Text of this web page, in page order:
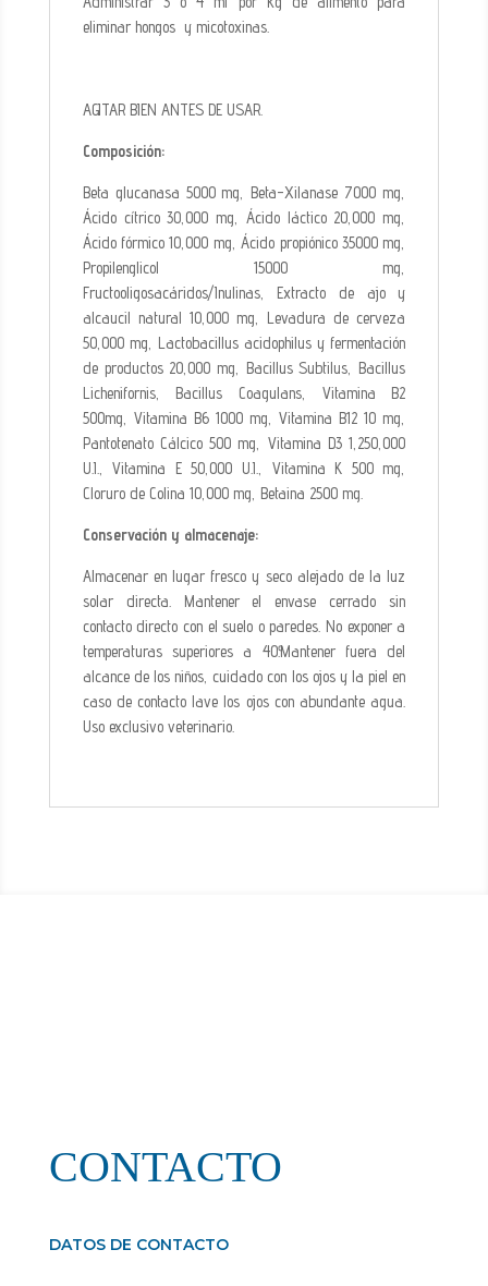
eliminar hongos y micotoxinas.
AGITAR BIEN ANTES DE USAR.
Composición:
Beta glucanasa 5000 mg, Beta-Xilanase 7000 mg,
Ácido cítrico 30,000 mg, Ácido láctico 20,000 mg,
Ácido fórmico 10,000 mg, Ácido propiónico 35000 mg,
Propilenglicol 15000 mg,
Fructooligosacáridos/Inulinas, Extracto de ajo y
alcaucil natural 10,000 mg, Levadura de cerveza
50,000 mg, Lactobacillus acidophilus y fermentación
de productos 20,000 mg, Bacillus Subtilus, Bacillus
Lichenifornis, Bacillus Coagulans, Vitamina B2
500mg, Vitamina B6 1000 mg, Vitamina B12 10 mg,
Pantotenato Cálcico 500 mg, Vitamina D3 1,250,000
U.I., Vitamina E 50,000 U.I., Vitamina K 500 mg,
Cloruro de Colina 10,000 mg, Betaina 2500 mg.
Conservación y almacenaje:
Almacenar en lugar fresco y seco alejado de la luz
solar directa. Mantener el envase cerrado sin
contacto directo con el suelo o paredes. No exponer a
temperaturas superiores a 40º.Mantener fuera del
alcance de los niños, cuidado con los ojos y la piel en
caso de contacto lave los ojos con abundante agua.
Uso exclusivo veterinario.
CONTACTO
DATOS DE CONTACTO